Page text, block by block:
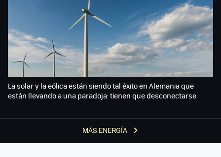
MÁS ENERGÍA
La solar y la eólica están siendo tal éxito en Alemania que
están llevando a una paradoja: tienen que desconectarse